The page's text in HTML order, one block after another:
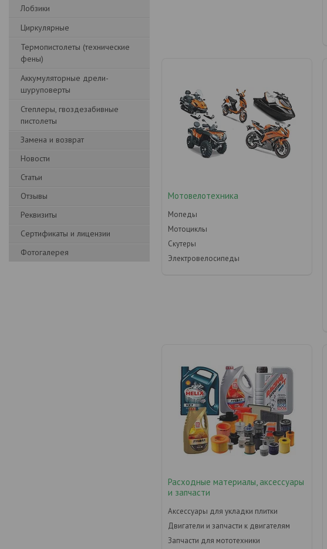
Лобзики
Циркулярные
Термопистолеты (технические
фены)
Аккумуляторные дрели-
шуруповерты
Степлеры, гвоздезабивные
пистолеты
Замена и возврат
Новости
Статьи
Отзывы
Реквизиты
Сертификаты и лицензии
Фотогалерея
Мотовелотехника
Мопеды
Мотоциклы
Скутеры
Электровелосипеды
Расходные материалы, аксессуары
и запчасти
Аксессуары для укладки плитки
Двигатели и запчасти к двигателям
Запчасти для мототехники